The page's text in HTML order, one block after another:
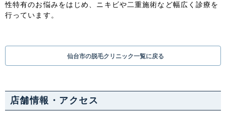
性特有のお悩みをはじめ、ニキビや二重施術など幅広く診療を
行っています。
仙台市の脱毛クリニック一覧に戻る
店舗情報・アクセス
奈良県 三重県 和歌山県
中国・四国